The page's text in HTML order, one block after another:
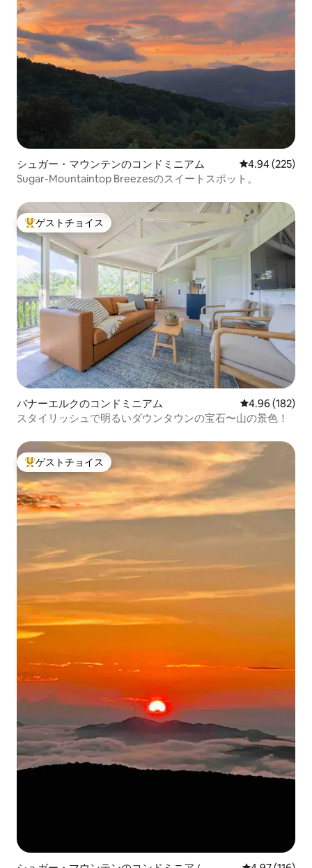
シュガー・マウンテンのコンドミニアム レビュー225
4.94 (225)
Sugar-Mountaintop Breezesのスイートスポット。
大好評のゲストチョイスです。
ゲストチョイス
バナーエルクのコンドミニアム レビュー182
4.96 (182)
スタイリッシュで明るいダウンタウンの宝石〜山の景色！
大好評のゲストチョイスです。
ゲストチョイス